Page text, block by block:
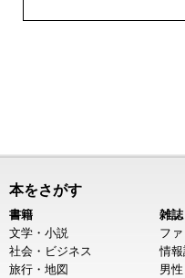
本をさがす
書籍
文学・小説
社会・ビジネス
旅行・地図
雑誌
フ
情
男